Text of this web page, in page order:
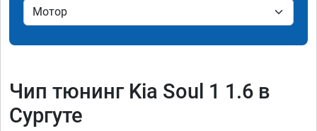
Чип тюнинг Kia Soul 1 1.6 в
Сургуте